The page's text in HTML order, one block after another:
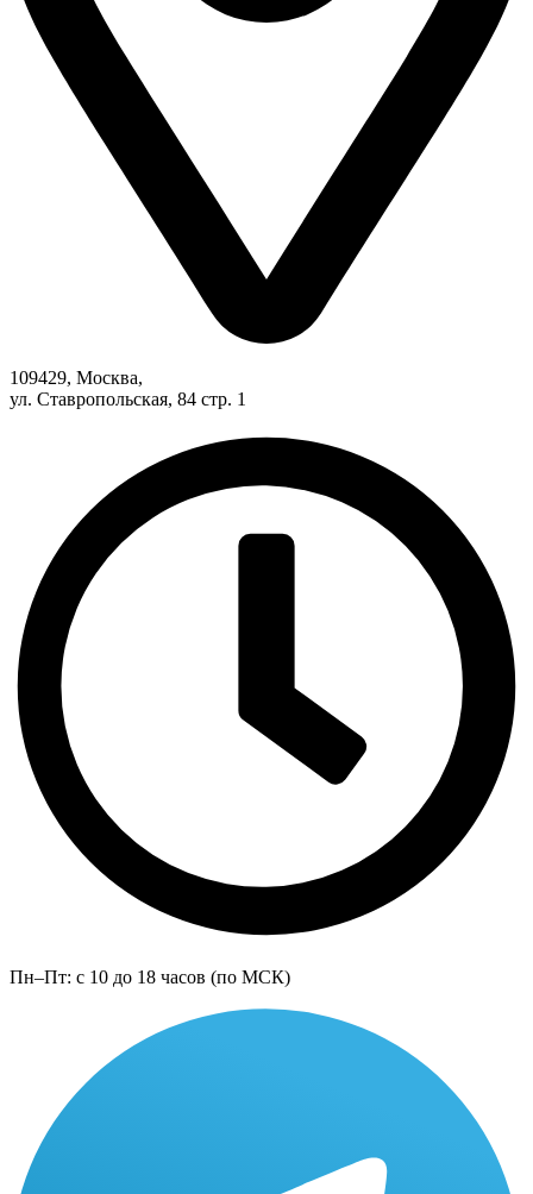
109429, Москва,
ул. Ставропольская, 84 стр. 1
Пн–Пт: с 10 до 18 часов (по МСК)